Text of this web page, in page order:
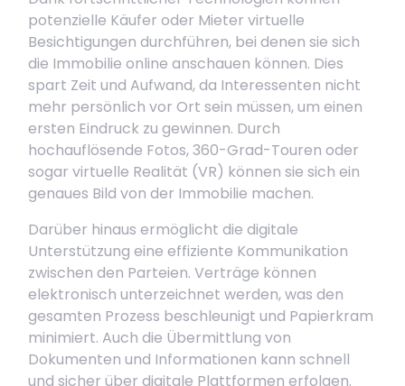
potenzielle Käufer oder Mieter virtuelle
Besichtigungen durchführen, bei denen sie sich
die Immobilie online anschauen können. Dies
spart Zeit und Aufwand, da Interessenten nicht
mehr persönlich vor Ort sein müssen, um einen
ersten Eindruck zu gewinnen. Durch
hochauflösende Fotos, 360-Grad-Touren oder
sogar virtuelle Realität (VR) können sie sich ein
genaues Bild von der Immobilie machen.
Darüber hinaus ermöglicht die digitale
Unterstützung eine effiziente Kommunikation
zwischen den Parteien. Verträge können
elektronisch unterzeichnet werden, was den
gesamten Prozess beschleunigt und Papierkram
minimiert. Auch die Übermittlung von
Dokumenten und Informationen kann schnell
und sicher über digitale Plattformen erfolgen.